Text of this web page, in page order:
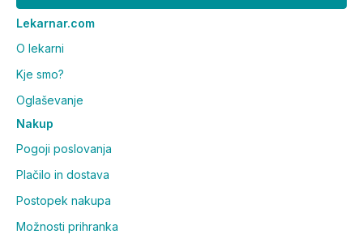
Lekarnar.com
O lekarni
Kje smo?
Oglaševanje
Nakup
Pogoji poslovanja
Plačilo in dostava
Postopek nakupa
Možnosti prihranka